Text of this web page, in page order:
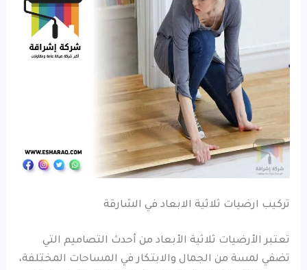
تركيب ارضيات ثلاثية الابعاد في الشارقة
تعتبر الأرضيات ثلاثية الأبعاد من أحدث التصاميم التي
تضفي لمسة من الجمال والابتكار في المساحات المختلفة،